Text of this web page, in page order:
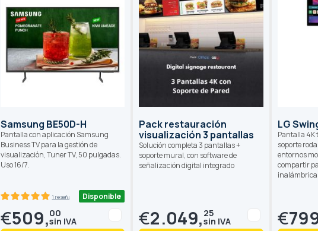
Samsung BE50D-H
Pantalla con aplicación Samsung
Business TV para la gestión de
visualización, Tuner TV, 50 pulgadas.
Uso 16/7.
1 reseñas Disponible
€509,00
Pack restauración
visualización 3 pantallas
Solución completa 3 pantallas +
soporte mural, con software de
señalización digital integrado
€2.049,25
LG
Pantalla 4K
soporte
entornos
compartir
inalámbrica.
€